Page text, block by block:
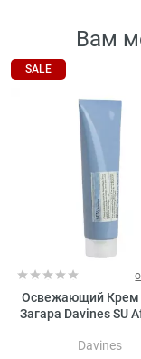
Вам
SALE
Освежающий Крем
Загара Davines SU
Davines